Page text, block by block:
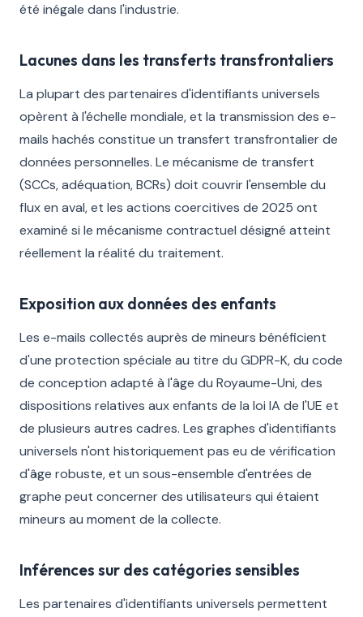
été inégale dans l'industrie.
Lacunes dans les transferts transfrontaliers
La plupart des partenaires d'identifiants universels
opèrent à l'échelle mondiale, et la transmission des e-
mails hachés constitue un transfert transfrontalier de
données personnelles. Le mécanisme de transfert
(SCCs, adéquation, BCRs) doit couvrir l'ensemble du
flux en aval, et les actions coercitives de 2025 ont
examiné si le mécanisme contractuel désigné atteint
réellement la réalité du traitement.
Exposition aux données des enfants
Les e-mails collectés auprès de mineurs bénéficient
d'une protection spéciale au titre du GDPR-K, du code
de conception adapté à l'âge du Royaume-Uni, des
dispositions relatives aux enfants de la loi IA de l'UE et
de plusieurs autres cadres. Les graphes d'identifiants
universels n'ont historiquement pas eu de vérification
d'âge robuste, et un sous-ensemble d'entrées de
graphe peut concerner des utilisateurs qui étaient
mineurs au moment de la collecte.
Inférences sur des catégories sensibles
Les partenaires d'identifiants universels permettent